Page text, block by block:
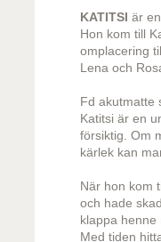
KATITSI är
Hon kom till
omplacering
Lena och
Fd akutmatte
Katitsi är en
försiktig. Om
kärlek kan
När hon kom
och hade
klappa henne
Med tiden